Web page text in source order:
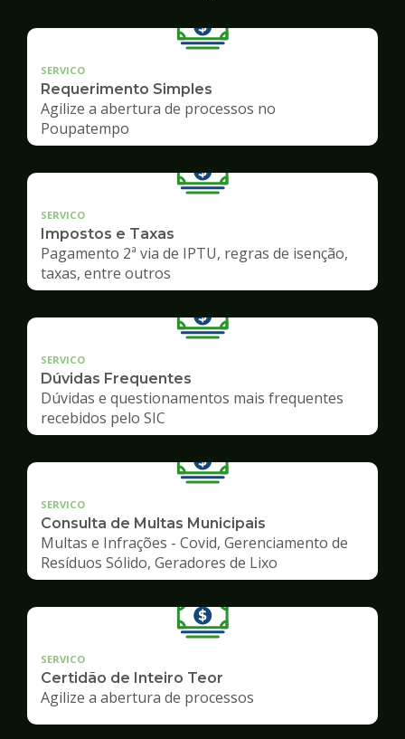
SERVICO
Requerimento Simples
Agilize a abertura de processos no
Poupatempo
SERVICO
Impostos e Taxas
Pagamento 2ª via de IPTU, regras de isenção,
taxas, entre outros
SERVICO
Dúvidas Frequentes
Dúvidas e questionamentos mais frequentes
recebidos pelo SIC
SERVICO
Consulta de Multas Municipais
Multas e Infrações - Covid, Gerenciamento de
Resíduos Sólido, Geradores de Lixo
SERVICO
Certidão de Inteiro Teor
Agilize a abertura de processos